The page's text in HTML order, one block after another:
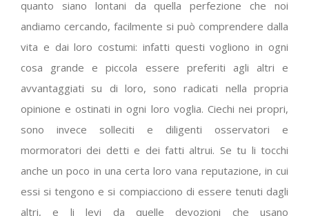
quanto siano lontani da quella perfezione che noi
andiamo cercando, facilmente si può comprendere dalla
vita e dai loro costumi: infatti questi vogliono in ogni
cosa grande e piccola essere preferiti agli altri e
avvantaggiati su di loro, sono radicati nella propria
opinione e ostinati in ogni loro voglia. Ciechi nei propri,
sono invece solleciti e diligenti osservatori e
mormoratori dei detti e dei fatti altrui. Se tu li tocchi
anche un poco in una certa loro vana reputazione, in cui
essi si tengono e si compiacciono di essere tenuti dagli
altri, e li levi da quelle devozioni che usano